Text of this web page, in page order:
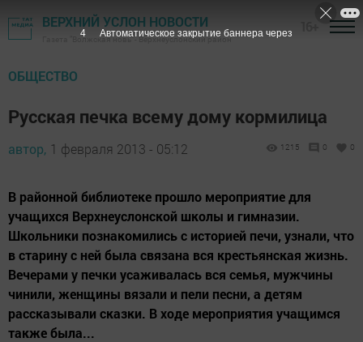
ВЕРХНИЙ УСЛОН НОВОСТИ
Газета "Волжская новь" - Верхнеуслонский район
ОБЩЕСТВО
Русская печка всему дому кормилица
автор, 1 февраля 2013 - 05:12 1215 0 0
В районной библиотеке прошло мероприятие для
учащихся Верхнеуслонской школы и гимназии.
Школьники познакомились с историей печи, узнали, что
в старину с ней была связана вся крестьянская жизнь.
Вечерами у печки усаживалась вся семья, мужчины
чинили, женщины вязали и пели песни, а детям
рассказывали сказки. В ходе мероприятия учащимся
также была...
3 Автоматическое закрытие баннера через